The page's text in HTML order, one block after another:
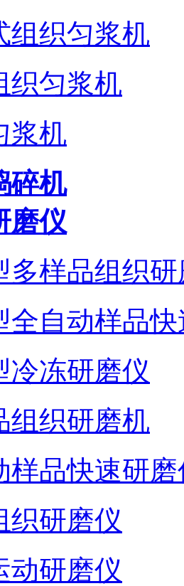
组织匀浆机
织匀浆机
浆机
碎机
磨仪
多样品组织
全自动样品
冷冻研磨仪
组织研磨机
样品快速研磨
织研磨仪
动研磨仪